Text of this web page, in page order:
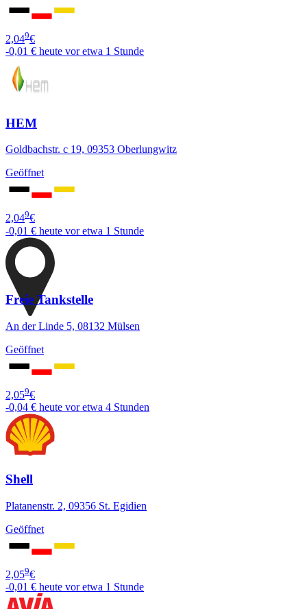
2,049€
-0,01 € heute vor etwa 1 Stunde
HEM
Goldbachstr. c 19, 09353 Oberlungwitz
Geöffnet
2,049€
-0,01 € heute vor etwa 1 Stunde
Freie Tankstelle
An der Linde 5, 08132 Mülsen
Geöffnet
2,059€
-0,04 € heute vor etwa 4 Stunden
Shell
Platanenstr. 2, 09356 St. Egidien
Geöffnet
2,059€
-0,01 € heute vor etwa 1 Stunde